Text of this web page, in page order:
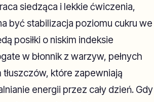
siedząca i lekkie ćwiczenia,
być stabilizacja poziomu cukru we
posiłki o niskim indeksie
w błonnik z warzyw, pełnych
które zapewniają
energii przez cały dzień. Gdy